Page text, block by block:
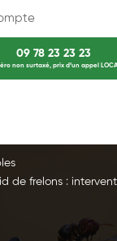
09 78 23 23 23
non surtaxé, prix d’un appel
de frelons :